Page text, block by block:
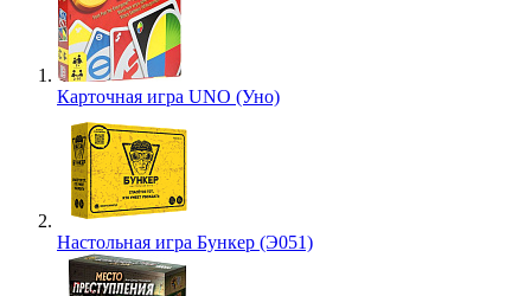
Карточная игра UNO (Уно)
Настольная игра Бункер (Э051)